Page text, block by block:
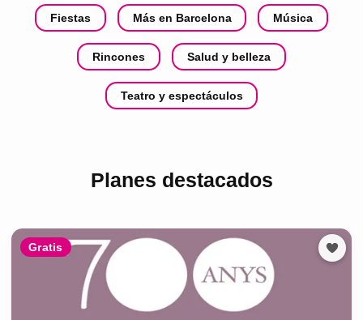
Fiestas Más en Barcelona Música
Rincones Salud y belleza
Teatro y espectáculos
Planes destacados
Gratis